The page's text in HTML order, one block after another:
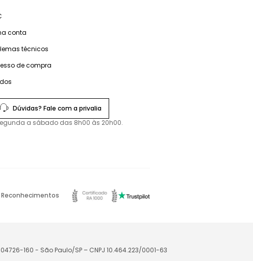
conta
técnicos
de compra
Dúvidas? Fale com a privalia
a sábado das 8h00 às 20h00.
Reconhecimentos
160 - São Paulo/SP – CNPJ 10.464.223/0001-63